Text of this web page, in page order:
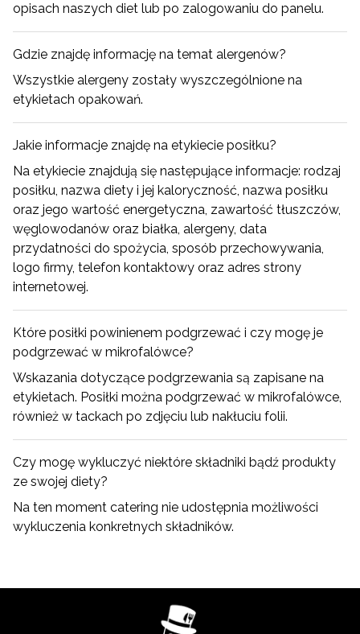
opisach naszych diet lub po zalogowaniu do panelu.
Gdzie znajdę informację na temat alergenów?
Wszystkie alergeny zostały wyszczególnione na
etykietach opakowań.
Jakie informacje znajdę na etykiecie posiłku?
Na etykiecie znajdują się następujące informacje: rodzaj
posiłku, nazwa diety i jej kaloryczność, nazwa posiłku
oraz jego wartość energetyczna, zawartość tłuszczów,
węglowodanów oraz białka, alergeny, data
przydatności do spożycia, sposób przechowywania,
logo firmy, telefon kontaktowy oraz adres strony
internetowej.
Które posiłki powinienem podgrzewać i czy mogę je
podgrzewać w mikrofalówce?
Wskazania dotyczące podgrzewania są zapisane na
etykietach. Posiłki można podgrzewać w mikrofalówce,
również w tackach po zdjęciu lub nakłuciu folii.
Czy mogę wykluczyć niektóre składniki bądź produkty
ze swojej diety?
Na ten moment catering nie udostępnia możliwości
wykluczenia konkretnych składników.